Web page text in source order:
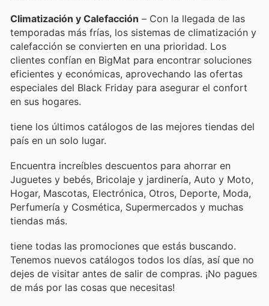
Climatización y Calefacción – Con la llegada de las
temporadas más frías, los sistemas de climatización y
calefacción se convierten en una prioridad. Los
clientes confían en BigMat para encontrar soluciones
eficientes y económicas, aprovechando las ofertas
especiales del Black Friday para asegurar el confort
en sus hogares.
tiene los últimos catálogos de las mejores tiendas del
país en un solo lugar.
Encuentra increíbles descuentos para ahorrar en
Juguetes y bebés, Bricolaje y jardinería, Auto y Moto,
Hogar, Mascotas, Electrónica, Otros, Deporte, Moda,
Perfumería y Cosmética, Supermercados y muchas
tiendas más.
tiene todas las promociones que estás buscando.
Tenemos nuevos catálogos todos los días, así que no
dejes de visitar antes de salir de compras. ¡No pagues
de más por las cosas que necesitas!